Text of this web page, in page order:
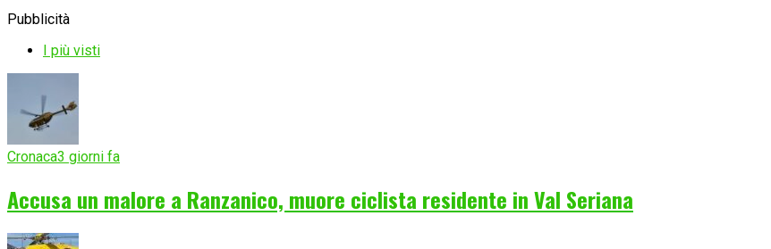
Pubblicità
I più visti
Cronaca3 giorni fa
Accusa un malore a Ranzanico, muore ciclista residente in Val Seriana